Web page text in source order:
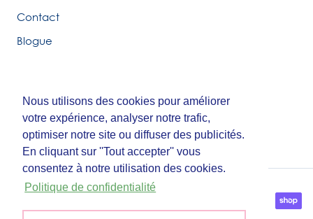
Nous utilisons des cookies pour améliorer
votre expérience, analyser notre trafic,
optimiser notre site ou diffuser des publicités.
En cliquant sur ''Tout accepter'' vous
consentez à notre utilisation des cookies.
Politique de confidentialité
Nous utilisons des cookies pour améliorer
votre expérience, analyser notre trafic,
optimiser notre site ou diffuser des publicités.
En cliquant sur ''Tout accepter'' vous
consentez à notre utilisation des cookies.
Politique de confidentialité
Contact
Blogue
© Tirigolo et Cie.
Fait parThird Party Studio